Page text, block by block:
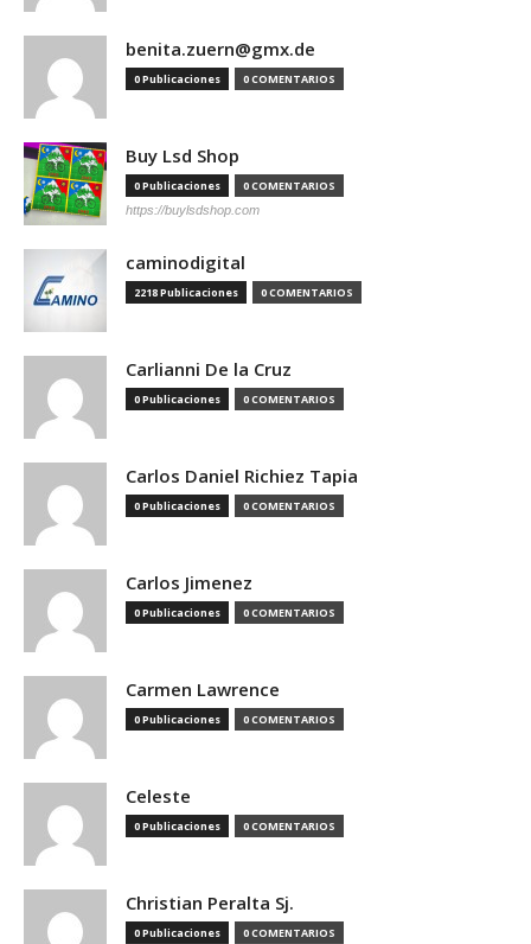
benita.zuern@gmx.de
0 Publicaciones 0 COMENTARIOS
Buy Lsd Shop
0 Publicaciones 0 COMENTARIOS
https://buylsdshop.com
caminodigital
2218 Publicaciones 0 COMENTARIOS
Carlianni De la Cruz
0 Publicaciones 0 COMENTARIOS
Carlos Daniel Richiez Tapia
0 Publicaciones 0 COMENTARIOS
Carlos Jimenez
0 Publicaciones 0 COMENTARIOS
Carmen Lawrence
0 Publicaciones 0 COMENTARIOS
Celeste
0 Publicaciones 0 COMENTARIOS
Christian Peralta Sj.
0 Publicaciones 0 COMENTARIOS